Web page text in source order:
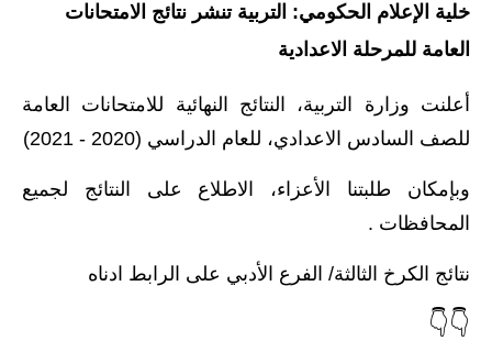
الاخبار الاقتصادية
المدارس
اخبار وقرارات وزارة التربية
المرحلة الابتدائية
خلية الإعلام الحكومي: التربية تنشر نتائج الامتحانات
العامة للمرحلة الاعدادية
أعلنت وزارة التربية، النتائج النهائية للامتحانات العامة
للصف السادس الاعدادي، للعام الدراسي (2020 - 2021)
وبإمكان طلبتنا الأعزاء، الاطلاع على النتائج لجميع
المحافظات .
نتائج الكرخ الثالثة/ الفرع الأدبي على الرابط ادناه
👇👇